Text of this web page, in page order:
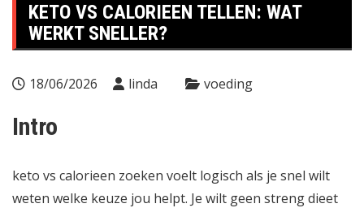
KETO VS CALORIEEN TELLEN: WAT
WERKT SNELLER?
18/06/2026 linda voeding
Intro
keto vs calorieen zoeken voelt logisch als je snel wilt
weten welke keuze jou helpt. Je wilt geen streng dieet